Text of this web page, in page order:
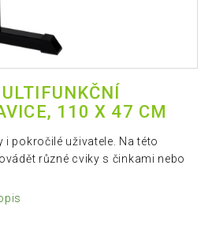
110 X 47 CM
i pokročilé uživatele. Na této
různé cviky s činkami nebo